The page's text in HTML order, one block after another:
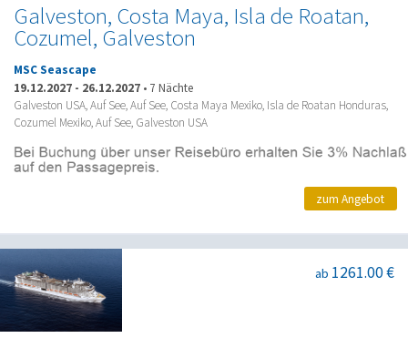
Galveston, Costa Maya, Isla de Roatan,
Cozumel, Galveston
MSC Seascape
19.12.2027 - 26.12.2027 • 7 Nächte
Galveston USA, Auf See, Auf See, Costa Maya Mexiko, Isla de Roatan Honduras,
Cozumel Mexiko, Auf See, Galveston USA
zum Angebot
ab 1261.00 €